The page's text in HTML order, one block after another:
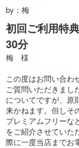
by：梅
初回ご利用特
30分
梅 様
この度はお問い合わ
ご質問いただきまし
についてですが、原
来かねます。但しそ
プレミアムフリーな
をご紹介させていた
際に一度当店までお